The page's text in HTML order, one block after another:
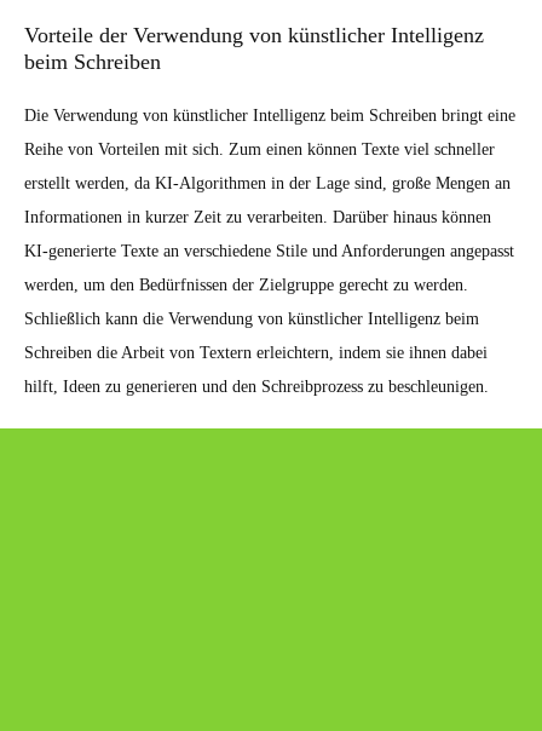
Vorteile der Verwendung von künstlicher Intelligenz
beim Schreiben
Die Verwendung von künstlicher Intelligenz beim Schreiben bringt eine
Reihe von Vorteilen mit sich. Zum einen können Texte viel schneller
erstellt werden, da KI-Algorithmen in der Lage sind, große Mengen an
Informationen in kurzer Zeit zu verarbeiten. Darüber hinaus können
KI-generierte Texte an verschiedene Stile und Anforderungen angepasst
werden, um den Bedürfnissen der Zielgruppe gerecht zu werden.
Schließlich kann die Verwendung von künstlicher Intelligenz beim
Schreiben die Arbeit von Textern erleichtern, indem sie ihnen dabei
hilft, Ideen zu generieren und den Schreibprozess zu beschleunigen.